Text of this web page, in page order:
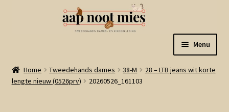
naar
navigatie
de
inhoud
Menu
Welkom
Home Tweedehands dames 38-M
28 – LTB jeans wit korte
lengte nieuw (0526prv)
20260526_161103